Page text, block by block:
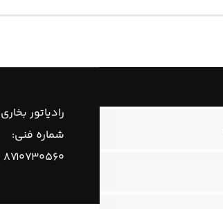
رادیاتور
شماره فنی:
۸۷۱۰۷۳۰۵۶۰